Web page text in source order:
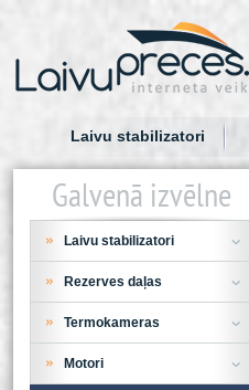
Laivu stabilizatori
Galvenā izvēlne
Laivu stabilizatori
Rezerves daļas
Termokameras
Motori